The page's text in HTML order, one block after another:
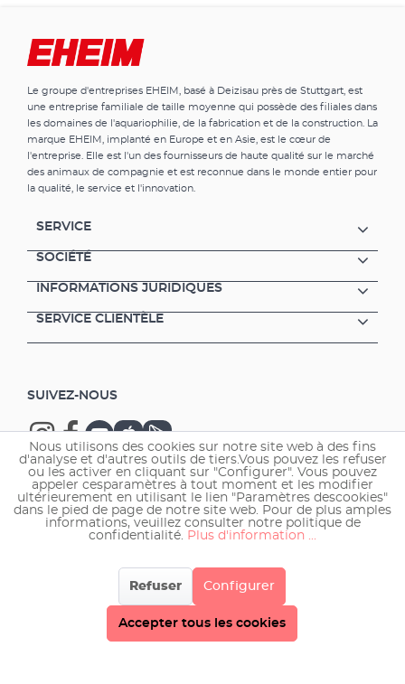
Le groupe d'entreprises EHEIM, basé à Deizisau près de Stuttgart, est
une entreprise familiale de taille moyenne qui possède des filiales dans
les domaines de l'aquariophilie, de la fabrication et de la construction. La
marque EHEIM, implanté en Europe et en Asie, est le cœur de
l'entreprise. Elle est l'un des fournisseurs de haute qualité sur le marché
des animaux de compagnie et est reconnue dans le monde entier pour
la qualité, le service et l'innovation.
SERVICE
SOCIÉTÉ
INFORMATIONS JURIDIQUES
SERVICE CLIENTÈLE
SUIVEZ-NOUS
Copyright © 2026 EHEIM GmbH & Co. KG.
Nous utilisons des cookies sur notre site web à des fins
d'analyse et d'autres outils de tiers.Vous pouvez les refuser
ou les activer en cliquant sur "Configurer". Vous pouvez
appeler cesparamètres à tout moment et les modifier
ultérieurement en utilisant le lien "Paramètres descookies"
dans le pied de page de notre site web. Pour de plus amples
informations, veuillez consulter notre politique de
confidentialité. Plus d'information ...
Refuser Configurer
Accepter tous les cookies